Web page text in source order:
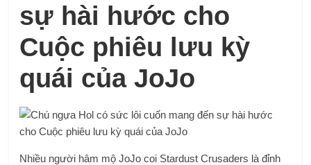
sự hài hước cho
Cuộc phiêu lưu kỳ
quái của JoJo
Nhiều người hâm mộ JoJo coi Stardust Crusaders là đỉnh